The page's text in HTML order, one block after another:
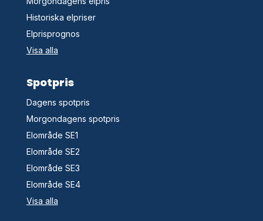
Historiska elpriser
Elprisprognos
Visa alla
Spotpris
Dagens spotpris
Morgondagens spotpris
Elområde SE1
Elområde SE2
Elområde SE3
Elområde SE4
Visa alla